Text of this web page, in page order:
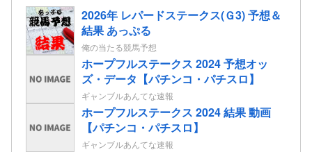
2026年 レパードステークス(Ｇ3) 予想＆
結果 あっぷる
俺の当たる競馬予想
ホープフルステークス 2024 予想オッ
ズ・データ【パチンコ・パチスロ】
ギャンブルあんてな速報
ホープフルステークス 2024 結果 動画
【パチンコ・パチスロ】
ギャンブルあんてな速報